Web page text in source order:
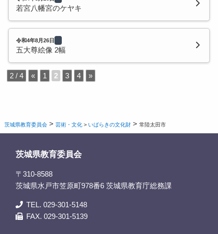
若宮八幡宮のケヤキ
令和4年8月26日
五大尊絵像 2幅
2 / 4 « 1 2 3 4 »
茨城県教育委員会 >芸術・文化 > いばらきの文化財 >常陸太田市
茨城県教育委員会
〒310-8588
茨城県水戸市笠原町978番6 茨城県教育庁総務課
TEL. 029-301-5148
FAX. 029-301-5139